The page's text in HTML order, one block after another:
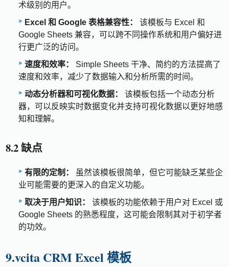
术级别的用户。
Excel 和 Google 表格兼容性：
该模板与 Excel 和
Google Sheets 兼容，可以跨不同操作系统和用户偏好进
行更广泛的访问。
速度和效率：
Simple Sheets 干净、简约的方法提高了
速度和效率，减少了数据输入和分析所需的时间。
动态分析器和可视化数据：
该模板包括一个动态分析
器，可以反映实时数据变化并支持可视化数据以更好地感
知和理解。
8.2 缺点
有限的定制：
虽然该模板很简单，但它可能缺乏某些企
业可能需要的更深入的自定义功能。
取决于用户知识：
该模板的功能依赖于用户对 Excel 或
Google Sheets 的熟悉程度，这可能会限制其对于初学者
的功效。
9.vcita CRM Excel 模板